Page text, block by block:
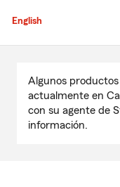
English
contenido
principal
Algunos
actualmente en
con su agente de
información.